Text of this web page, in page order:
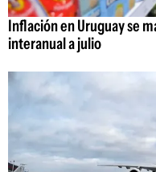
Inflación en Uruguay se
interanual a julio